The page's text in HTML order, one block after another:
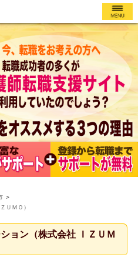
ＵＭＯ）
ョン（株式会社 ＩＺＵＭ